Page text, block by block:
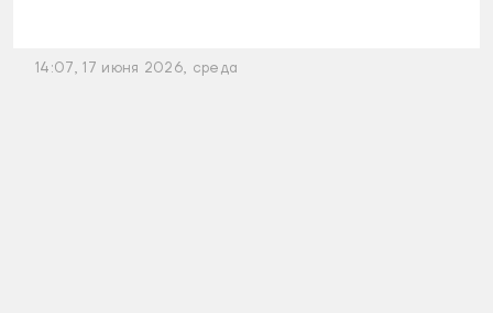
14:07, 17 июня 2026, среда